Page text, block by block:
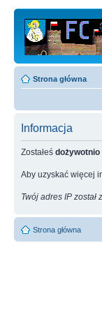
Strona główna
Informacja
Zostałeś dożywotnio
Aby uzyskać więcej
Twój adres IP został
Strona główna